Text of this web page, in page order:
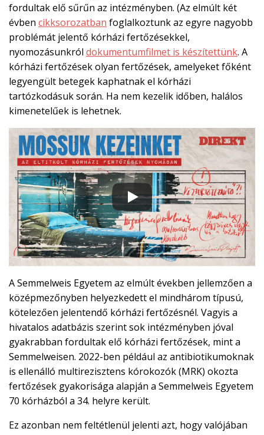
fordultak elő sűrűn az intézményben. (Az elmúlt két
évben cikksorozatban foglalkoztunk az egyre nagyobb
problémát jelentő kórházi fertőzésekkel,
nyomozásunkról dokumentumfilmet is készítettünk. A
kórházi fertőzések olyan fertőzések, amelyeket főként
legyengült betegek kaphatnak el kórházi
tartózkodásuk során. Ha nem kezelik időben, halálos
kimenetelűek is lehetnek.
A Semmelweis Egyetem az elmúlt években jellemzően a
középmezőnyben helyezkedett el mindhárom típusú,
kötelezően jelentendő kórházi fertőzésnél. Vagyis a
hivatalos adatbázis szerint sok intézményben jóval
gyakrabban fordultak elő kórházi fertőzések, mint a
Semmelweisen. 2022-ben például az antibiotikumoknak
is ellenálló multirezisztens kórokozók (MRK) okozta
fertőzések gyakorisága alapján a Semmelweis Egyetem
70 kórházból a 34. helyre került.
Ez azonban nem feltétlenül jelenti azt, hogy valójában